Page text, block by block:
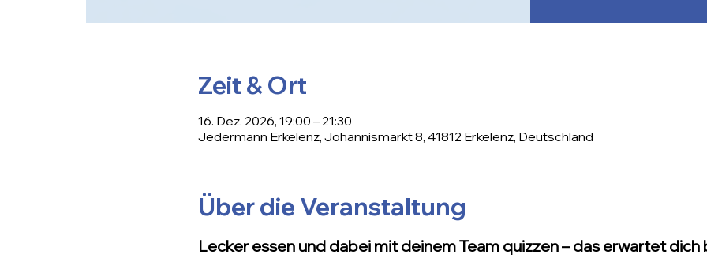
Zeit & Ort
16. Dez. 2026, 19:00 – 21:30
Jedermann Erkelenz, Johannismarkt 8, 41812 Erkelenz, Deutschland
Über die Veranstaltung
Lecker essen und dabei mit deinem Team quizzen – das erwartet dich